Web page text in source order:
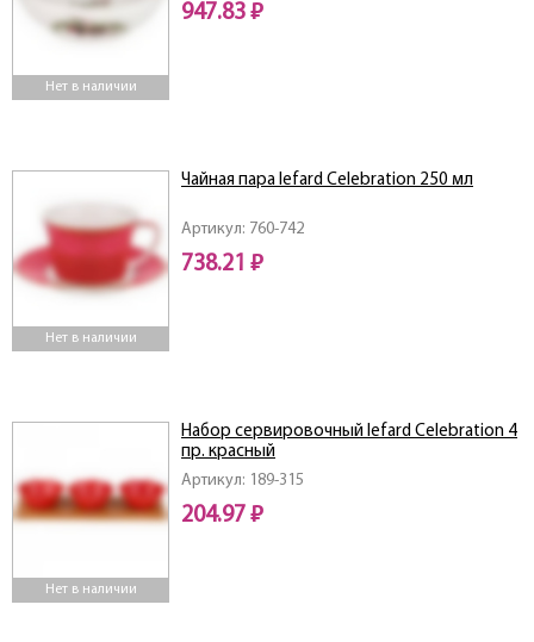
Нет в наличии
947.83 ₽
Нет в наличии
Артикул: 760-742
Чайная пара lefard Celebration 250 мл
738.21 ₽
Нет в наличии
Артикул: 189-315
Набор сервировочный lefard Celebration 4
пр. красный
204.97 ₽